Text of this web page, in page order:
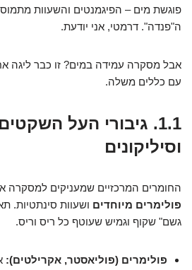
פוגשת מים – הפיגמנטים והשעוות
ה"פנדה". דרמטי, אני יודעת.
אבל מסקרה עמידה במים? זו כבר ליגה
עם כללים משלה.
1.1. גיבורי העל
וסיליקונים
החומרים המרכזיים שמעניקים למסקרה
פולימרים מיוחדים ושעוות סינתטיות.
גשם" שקוף וגמיש שעוטף כל ריס וריס.
פולימרים (פוליאסטר, אקרילטים):